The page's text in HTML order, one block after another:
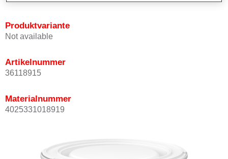
Produktvariante
Not available
Artikelnummer
36118915
Materialnummer
4025331018919